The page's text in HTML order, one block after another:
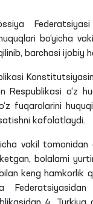
bo‘yicha
barchasi ijobiy
Respublikasi o‘z
fuqarolarini
kafolatlaydi.
vakil
bolalarni
keng hamkorlik